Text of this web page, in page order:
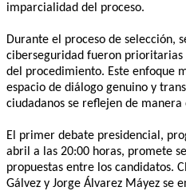
imparcialidad del proceso.
Durante el proceso de selección,
ciberseguridad fueron
del procedimiento. Este enfoque
espacio de diálogo genuino y
ciudadanos se reflejen de
El primer debate presidencial,
abril a las 20:00 horas, promete
propuestas entre los candidatos.
Gálvez y Jorge Álvarez Máyez se